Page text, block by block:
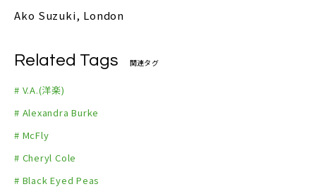
Ako Suzuki, London
Related Tags 関連タグ
# V.A.(洋楽)
# Alexandra Burke
# McFly
# Cheryl Cole
# Black Eyed Peas